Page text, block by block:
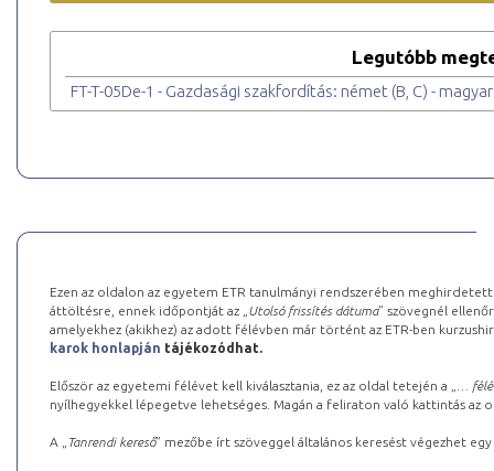
Legutóbb
FT-T-05De-1 - Gazdasági szakfordítás: német (B, C) -
Ezen az oldalon az egyetem ETR tanulmányi rendszerében
áttöltésre, ennek időpontját az „ Utolsó frissítés dátuma” szövegnél
amelyekhez (akikhez) az adott félévben már történt az ETR-ben
karok honlapján tájékozódhat.
Először az egyetemi félévet kell kiválasztania, ez az oldal tetején a „
…
nyílhegyekkel lépegetve lehetséges. Magán a feliraton való kattintás az
A „ Tanrendi kereső” mezőbe írt szöveggel általános keresést végezhet